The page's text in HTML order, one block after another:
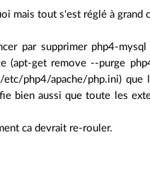
mais tout s'est réglé à grand
par supprimer php4-
(apt-get remove --purge
etc/php4/apache/php.ini)
bien aussi que toute les
ca devrait re-rouler.